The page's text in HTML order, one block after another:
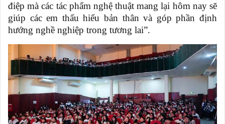
điệp mà các tác phẩm nghệ thuật mang lại hôm nay sẽ
giúp các em thấu hiểu bản thân và góp phần định
hướng nghề nghiệp trong tương lai”.